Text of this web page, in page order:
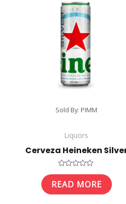
Sold By: PIMM
Liquors
Cerveza Heineken
Rated
0
out
of
READ MORE